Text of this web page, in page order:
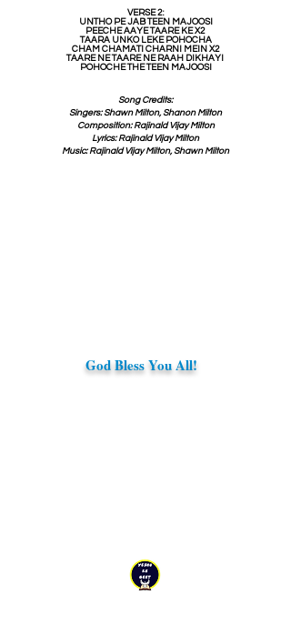
VERSE 2:
UNTHO PE JAB TEEN MAJOOSI
PEECHE AAYE TAARE KE X2
TAARA UNKO LEKE POHOCHA
CHAM CHAMATI CHARNI MEIN X2
TAARE NE TAARE NE RAAH DIKHAYI
POHOCHE THE TEEN MAJOOSI
Song Credits:
Singers: Shawn Milton, Shanon Milton
Composition: Rajinald Vijay Milton
Lyrics: Rajinald Vijay Milton
Music: Rajinald Vijay Milton, Shawn Milton
God Bless You All!